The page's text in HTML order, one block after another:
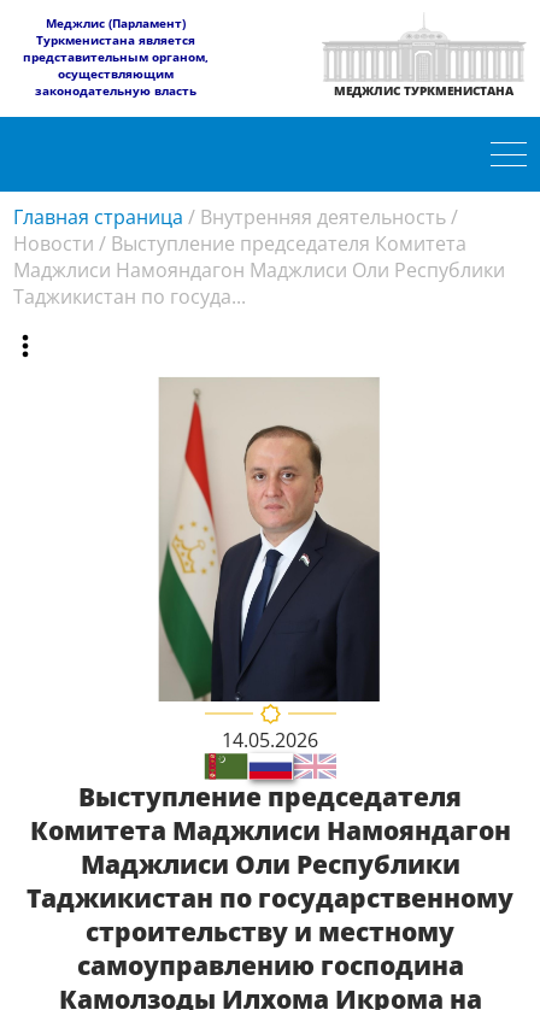
​Меджлис (Парламент)
Туркменистана является
представительным органом,
осуществляющим
законодательную власть
МЕДЖЛИС ТУРКМЕНИСТАНА
Главная страница / Внутренняя деятельность/
Новости / Выступление председателя Комитета
Маджлиси Намояндагон Маджлиси Оли Республики
Таджикистан по госуда...
14.05.2026
Выступление председателя
Комитета Маджлиси Намояндагон
Маджлиси Оли Республики
Таджикистан по государственному
строительству и местному
самоуправлению господина
Камолзоды Илхома Икрома на